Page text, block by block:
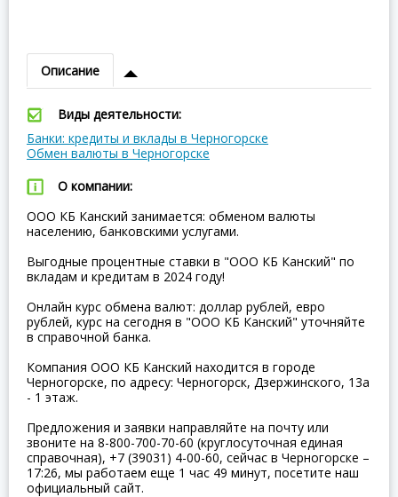
Описание
Виды деятельности:
Банки: кредиты и вклады в Черногорске
Обмен валюты в Черногорске
О компании:
ООО КБ Канский занимается: обменом валюты
населению, банковскими услугами.
Выгодные процентные ставки в "ООО КБ Канский" по
вкладам и кредитам в 2024 году!
Онлайн курс обмена валют: доллар рублей, евро
рублей, курс на сегодня в "ООО КБ Канский" уточняйте
в справочной банка.
Компания ООО КБ Канский находится в городе
Черногорске, по адресу: Черногорск, Дзержинского, 13а
- 1 этаж.
Предложения и заявки направляйте на почту или
звоните на 8-800-700-70-60 (круглосуточная единая
справочная), +7 (39031) 4-00-60, сейчас в Черногорске –
17:26, мы работаем еще 1 час 49 минут, посетите наш
официальный сайт.